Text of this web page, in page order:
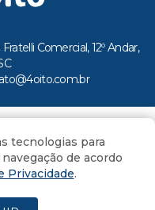
Comercial, 12º Andar,
ao Portal 4oito
tecnologias para
de acordo
Privacidade.